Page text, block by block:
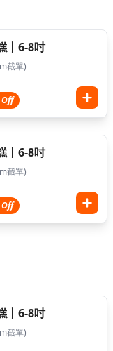
丨6-8吋
截單)
Off
丨6-8吋
截單)
Off
丨6-8吋
截單)